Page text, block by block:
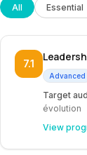
All Essential
7.1
Advanced
Target
évolution
View